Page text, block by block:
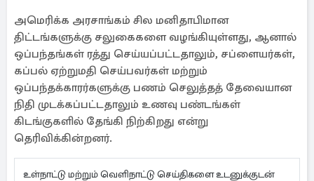
அமெரிக்க அரசாங்கம் சில மனிதாபிமான
திட்டங்களுக்கு சலுகைகளை வழங்கியுள்ளது, ஆனால்
ஒப்பந்தங்கள் ரத்து செய்யப்பட்டதாலும், சப்ளையர்கள்,
கப்பல் ஏற்றுமதி செய்பவர்கள் மற்றும்
ஒப்பந்தக்காரர்களுக்கு பணம் செலுத்தத் தேவையான
நிதி முடக்கப்பட்டதாலும் உணவு பண்டங்கள்
கிடங்குகளில் தேங்கி நிற்கிறது என்று
தெரிவிக்கின்றனர்.
உள்நாட்டு மற்றும் வெளிநாட்டு செய்திகளை உடனுக்குடன்